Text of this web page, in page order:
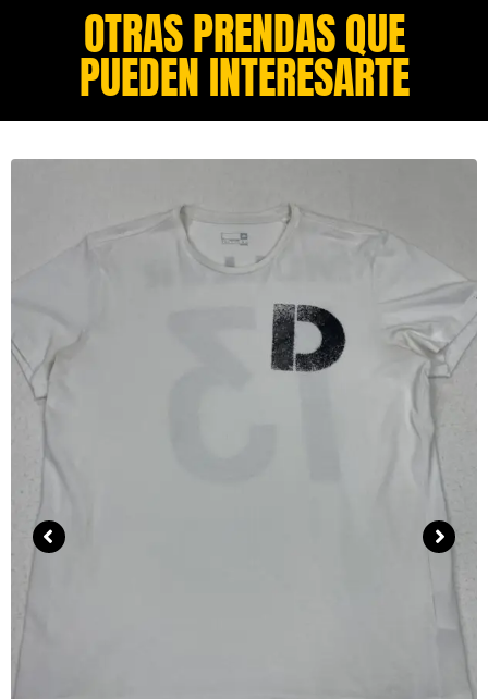
OTRAS PRENDAS QUE
PUEDEN INTERESARTE​